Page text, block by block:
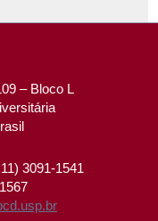
– Bloco L
3091-1541